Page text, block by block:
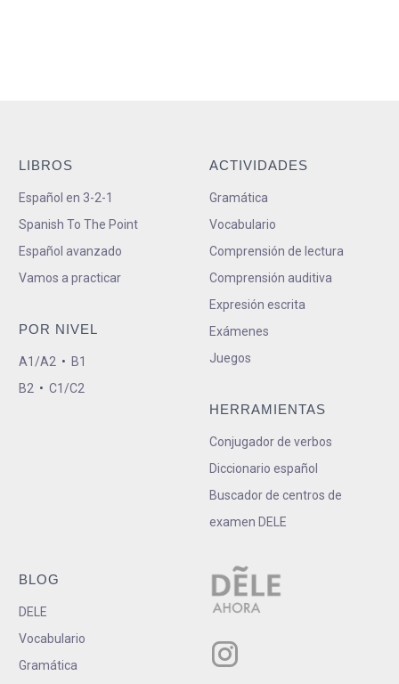
LIBROS
Español en 3-2-1
Spanish To The Point
Español avanzado
Vamos a practicar
POR NIVEL
A1/A2 • B1
B2 • C1/C2
ACTIVIDADES
Gramática
Vocabulario
Comprensión de lectura
Comprensión auditiva
Expresión escrita
Exámenes
Juegos
HERRAMIENTAS
Conjugador de verbos
Diccionario español
Buscador de centros de
examen DELE
BLOG
DELE
Vocabulario
Gramática